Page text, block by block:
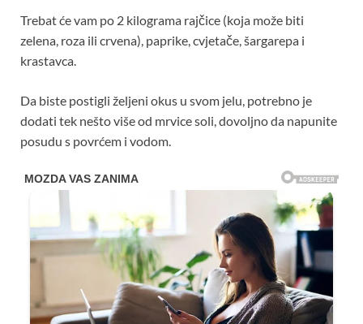
Trebat će vam po 2 kilograma rajčice (koja može biti
zelena, roza ili crvena), paprike, cvjetače, šargarepa i
krastavca.
Da biste postigli željeni okus u svom jelu, potrebno je
dodati tek nešto više od mrvice soli, dovoljno da napunite
posudu s povrćem i vodom.